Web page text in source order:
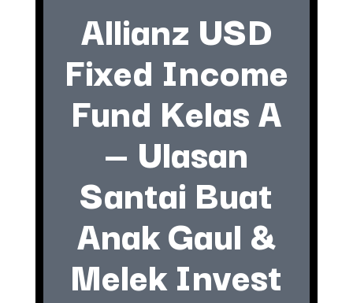
Allianz USD
Fixed Income
Fund Kelas A
— Ulasan
Santai Buat
Anak Gaul &
Melek Invest